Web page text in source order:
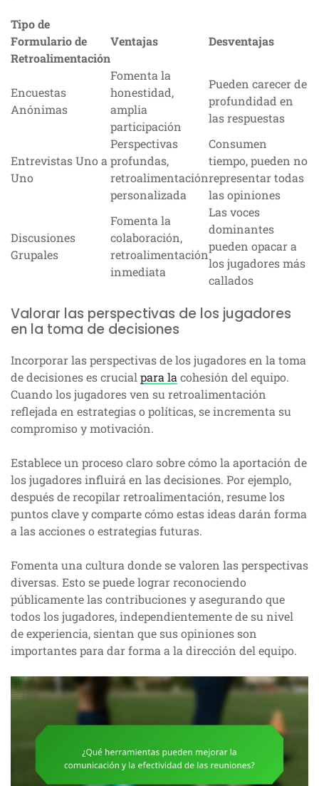
Tipo de
Formulario de
Retroalimentación
Ventajas Desventajas
Encuestas
Anónimas
Fomenta la
honestidad,
amplia
participación
Pueden carecer de
profundidad en
las respuestas
Entrevistas Uno a
Uno
Perspectivas
profundas,
retroalimentación
personalizada
Consumen
tiempo, pueden no
representar todas
las opiniones
Discusiones
Grupales
Fomenta la
colaboración,
retroalimentación
inmediata
Las voces
dominantes
pueden opacar a
los jugadores más
callados
Valorar las perspectivas de los jugadores
en la toma de decisiones
Incorporar las perspectivas de los jugadores en la toma
de decisiones es crucialpara lacohesión del equipo.
Cuando los jugadores ven su retroalimentación
reflejada en estrategias o políticas, se incrementa su
compromiso y motivación.
Establece un proceso claro sobre cómo la aportación de
los jugadores influirá en las decisiones. Por ejemplo,
después de recopilar retroalimentación, resume los
puntos clave y comparte cómo estas ideas darán forma
a las acciones o estrategias futuras.
Fomenta una cultura donde se valoren las perspectivas
diversas. Esto se puede lograr reconociendo
públicamente las contribuciones y asegurando que
todos los jugadores, independientemente de su nivel
de experiencia, sientan que sus opiniones son
importantes para dar forma a la dirección del equipo.